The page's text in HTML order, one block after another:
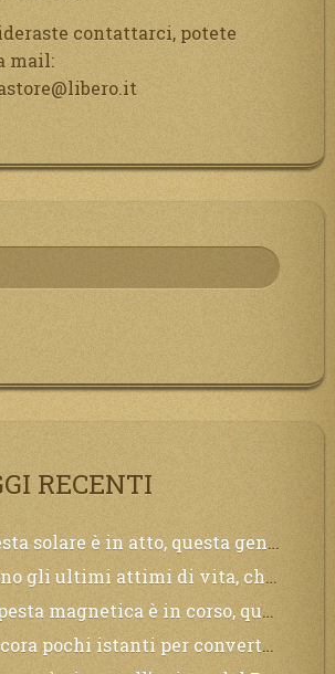
contattarci, potete
mail:
RECENTI
generazione soffrirà molto, la Terra arderà, l’acqua sarà contaminata, il cibo non sarà più nelle vostre mense.
attimi di vita, chi si vuole salvare Mi chiami in suo aiuto.
questa generazione patirà. Il black out non tarderà ad arrivare e tutta la Terra sarà oscurata.
non perdete tempo, la sciagura arriverà all’improvviso e per chi non si sarà preparato saranno dolori.